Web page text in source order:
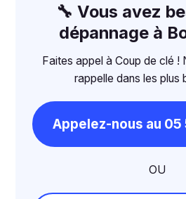
🔧 Vous avez
dépannage à
Faites appel à Coup de clé !
rappelle dans les plus
Appelez-nous au
OU